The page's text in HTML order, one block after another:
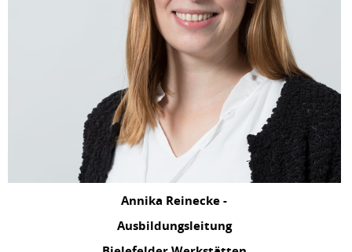
Annika Reinecke -
Ausbildungsleitung